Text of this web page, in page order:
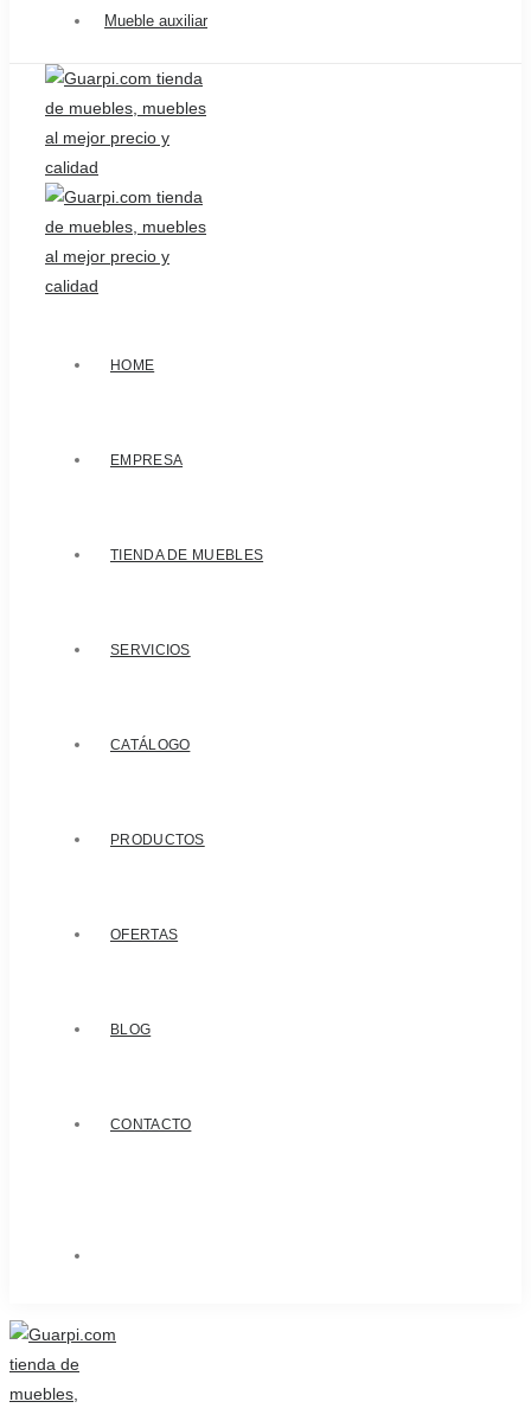
Mueble auxiliar
HOME
EMPRESA
TIENDA DE MUEBLES
SERVICIOS
CATÁLOGO
PRODUCTOS
OFERTAS
BLOG
CONTACTO